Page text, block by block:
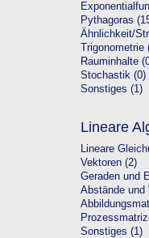
Pythagoras
Ähnlichkeit/
Trigonometrie
Rauminhalte
Stochastik (0)
Sonstiges (1)
Lineare
Lineare
Vektoren (2)
Geraden und
Abstände und
Sonstiges (1)